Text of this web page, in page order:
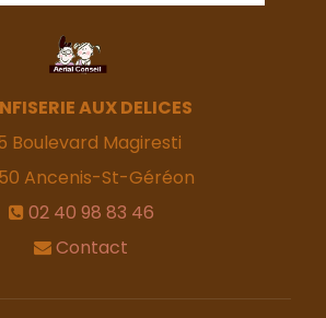
AUX DELICES
Boulevard Magiresti
Ancenis-St-Géréon
02 40 98 83 46
Contact